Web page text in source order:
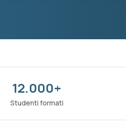
12.000+
Studenti formati